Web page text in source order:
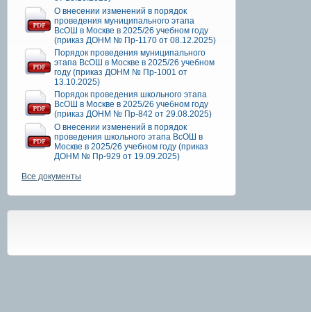
О внесении изменений в порядок
проведения муниципального этапа
ВсОШ в Москве в 2025/26 учебном году
(приказ ДОНМ № Пр-1170 от 08.12.2025)
Порядок проведения муниципального
этапа ВсОШ в Москве в 2025/26 учебном
году (приказ ДОНМ № Пр-1001 от
13.10.2025)
Порядок проведения школьного этапа
ВсОШ в Москве в 2025/26 учебном году
(приказ ДОНМ № Пр-842 от 29.08.2025)
О внесении изменений в порядок
проведения школьного этапа ВсОШ в
Москве в 2025/26 учебном году (приказ
ДОНМ № Пр-929 от 19.09.2025)
Все документы